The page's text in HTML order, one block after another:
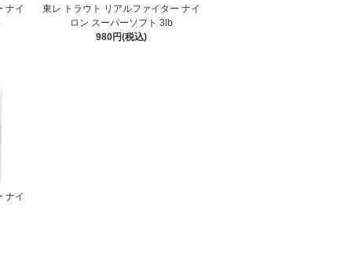
ナイ
東レ トラウト リアルファイター ナイ
ロン スーパーソフト 3lb
980円(税込)
ナイ